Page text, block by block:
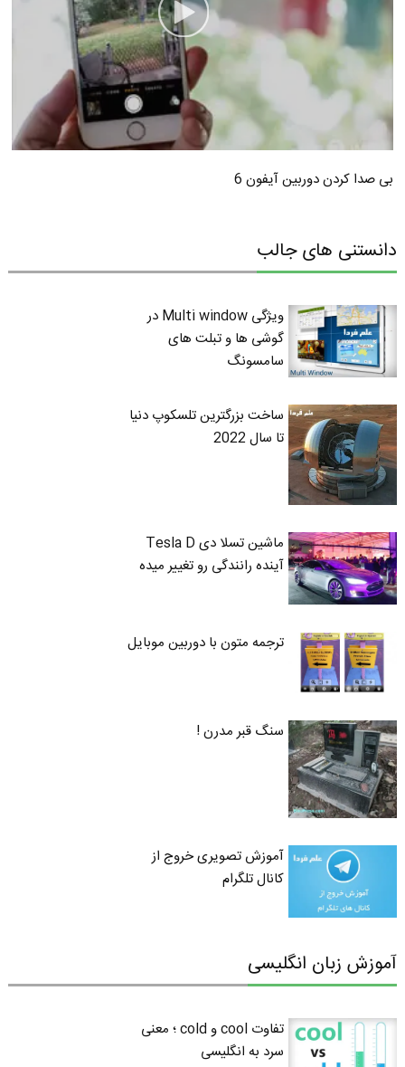
بی صدا کردن دوربین آیفون 6
دانستنی های جالب
ویژگی Multi window در
گوشی ها و تبلت های
سامسونگ
ساخت بزرگترین تلسکوپ دنیا
تا سال 2022
ماشین تسلا دی Tesla D
آینده رانندگی رو تغییر میده
ترجمه متون با دوربین موبایل
سنگ قبر مدرن !
آموزش تصویری خروج از
کانال تلگرام
آموزش زبان انگلیسی
تفاوت cool و cold ؛ معنی
سرد به انگلیسی